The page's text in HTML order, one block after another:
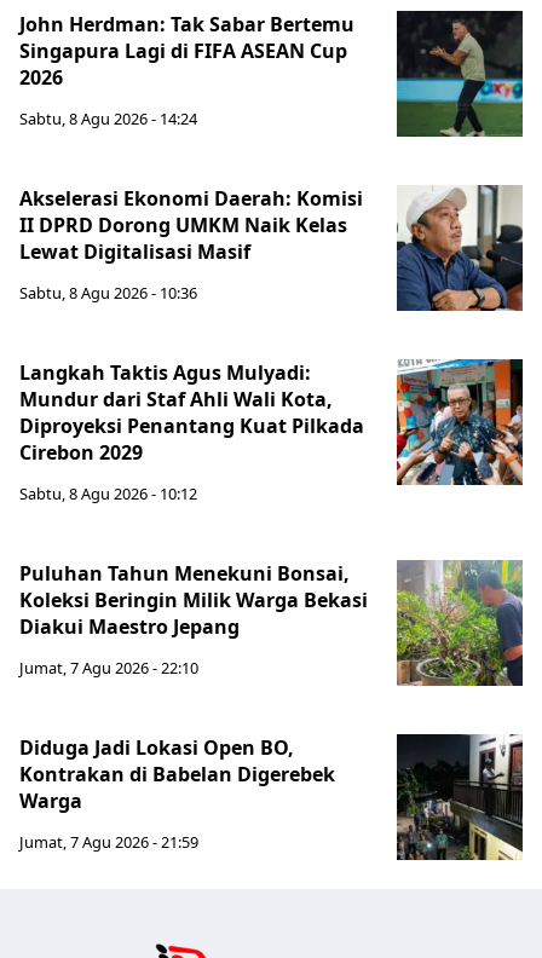
John Herdman: Tak Sabar Bertemu
Singapura Lagi di FIFA ASEAN Cup
2026
Sabtu, 8 Agu 2026 - 14:24
Akselerasi Ekonomi Daerah: Komisi
II DPRD Dorong UMKM Naik Kelas
Lewat Digitalisasi Masif
Sabtu, 8 Agu 2026 - 10:36
Langkah Taktis Agus Mulyadi:
Mundur dari Staf Ahli Wali Kota,
Diproyeksi Penantang Kuat Pilkada
Cirebon 2029
Sabtu, 8 Agu 2026 - 10:12
Puluhan Tahun Menekuni Bonsai,
Koleksi Beringin Milik Warga Bekasi
Diakui Maestro Jepang
Jumat, 7 Agu 2026 - 22:10
Diduga Jadi Lokasi Open BO,
Kontrakan di Babelan Digerebek
Warga
Jumat, 7 Agu 2026 - 21:59